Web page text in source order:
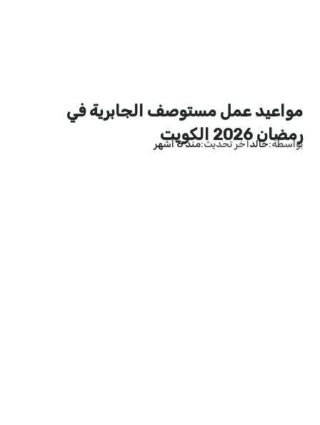
مواعيد عمل مستوصف الجابرية في
رمضان 2026 الكويت
بواسطة خالدآخر تحديث منذ 6 أشهر